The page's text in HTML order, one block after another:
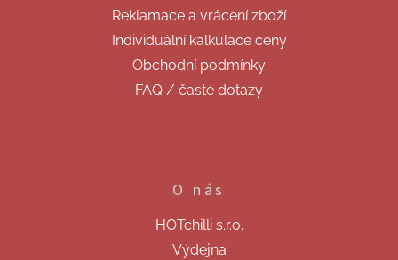
Reklamace a vrácení zboží
Individuální kalkulace ceny
Obchodní podmínky
FAQ / časté dotazy
O nás
HOTchilli s.r.o.
Výdejna